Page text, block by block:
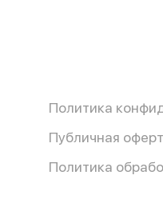
Политика
Публичная
Политика